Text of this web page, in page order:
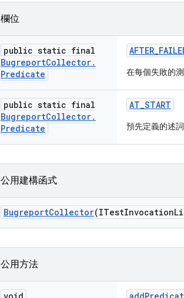
欄位
public static final
BugreportCollector.
Predicate
AFTER_
在每個失敗的
public static final
BugreportCollector.
Predicate
AT_START
預先定義的述
公用建構函式
BugreportCollector(ITestInvocation
公用方法